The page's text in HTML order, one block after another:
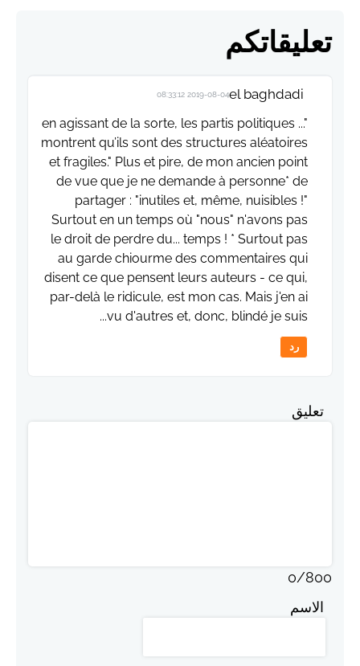
تعليقاتكم
el baghdadi
2019-08-04 08:33:12
"... en agissant de la sorte, les partis politiques
montrent qu’ils sont des structures aléatoires
et fragiles." Plus et pire, de mon ancien point
de vue que je ne demande à personne* de
partager : "inutiles et, même, nuisibles !"
Surtout en un temps où "nous" n'avons pas
le droit de perdre du... temps ! * Surtout pas
au garde chiourme des commentaires qui
disent ce que pensent leurs auteurs - ce qui,
par-delà le ridicule, est mon cas. Mais j'en ai
vu d'autres et, donc, blindé je suis...
رد
تعليق
0/800
الاسم